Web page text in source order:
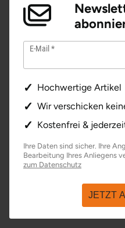
E-Mail
Hochwertige Artikel
Wir verschicken
Kostenfrei &
Ihre Daten sind sicher. Ihre
Bearbeitung Ihres Anliegens
zum Datenschutz
JETZT
Ostprignitz-Ruppin
Pforzheim
Pinneberg
Pirna